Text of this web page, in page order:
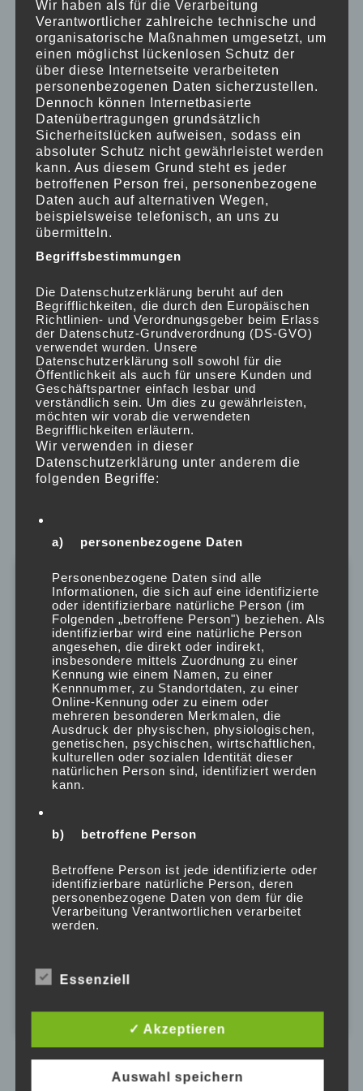
Eingängen aufgestellten Spendenboxen
zukommen. Alternativ können Sie natürlich auch
online Spenden, beispielsweise über PayPal und
den folgenden QR-Code:
Der Förderverein und der Zauberwald danken
schon im Voraus herzlich für Ihre Spenden!
Norbert
27.12.2020
Allgemein / Projekte / Spendenaktionen
Das Jahr nähert sich dem Ende und
der Förderverein sagt
D ANKE!
Mit Eurer Hilfe konnten in diesem
Jahr wieder zahlreiche Ausflüge,
Ak­tio­nen und Anschaffungen
(mit)finanziert werden!
So konnte Dank Eurer Spenden im
Rahmen der diesjährigen
„Brottütenaktion“ für die Krippe
Gitarre mit Verstärker und für den
Hort ein Tablet für Medienkunde
angeschafft werden.
Franziska Heymann
21.12.2019
Projekte / Spendenaktionen
Wir haben als für die Verarbeitung
Verantwortlicher zahlreiche technische und
organisatorische Maßnahmen umgesetzt, um
einen möglichst lückenlosen Schutz der
über diese Internetseite verarbeiteten
personenbezogenen Daten sicherzustellen.
Dennoch können Internetbasierte
Datenübertragungen grundsätzlich
Sicherheitslücken aufweisen, sodass ein
absoluter Schutz nicht gewährleistet werden
kann. Aus diesem Grund steht es jeder
betroffenen Person frei, personenbezogene
Daten auch auf alternativen Wegen,
beispielsweise telefonisch, an uns zu
übermitteln.
Begriffsbestimmungen
Die Datenschutzerklärung beruht auf den
Begrifflichkeiten, die durch den Europäischen
Richtlinien- und Verordnungsgeber beim Erlass
der Datenschutz-Grundverordnung (DS-GVO)
verwendet wurden. Unsere
Datenschutzerklärung soll sowohl für die
Öffentlichkeit als auch für unsere Kunden und
Geschäftspartner einfach lesbar und
verständlich sein. Um dies zu gewährleisten,
möchten wir vorab die verwendeten
Begrifflichkeiten erläutern.
Wir verwenden in dieser
Datenschutzerklärung unter anderem die
folgenden Begriffe:
a) personenbezogene Daten
Personenbezogene Daten sind alle
Informationen, die sich auf eine identifizierte
oder identifizierbare natürliche Person (im
Folgenden „betroffene Person") beziehen. Als
identifizierbar wird eine natürliche Person
angesehen, die direkt oder indirekt,
insbesondere mittels Zuordnung zu einer
Kennung wie einem Namen, zu einer
Kennnummer, zu Standortdaten, zu einer
Online-Kennung oder zu einem oder
mehreren besonderen Merkmalen, die
Ausdruck der physischen, physiologischen,
genetischen, psychischen, wirtschaftlichen,
kulturellen oder sozialen Identität dieser
natürlichen Person sind, identifiziert werden
kann.
b) betroffene Person
Betroffene Person ist jede identifizierte oder
identifizierbare natürliche Person, deren
personenbezogene Daten von dem für die
Verarbeitung Verantwortlichen verarbeitet
werden.
c) Verarbeitung
Verarbeitung ist jeder mit oder ohne Hilfe
automatisierter Verfahren ausgeführte
Vorgang oder jede solche Vorgangsreihe im
Zusammenhang mit personenbezogenen
Organisation, das Ordnen, die Speicherung,
Essenziell
✓ Akzeptieren
Auswahl speichern